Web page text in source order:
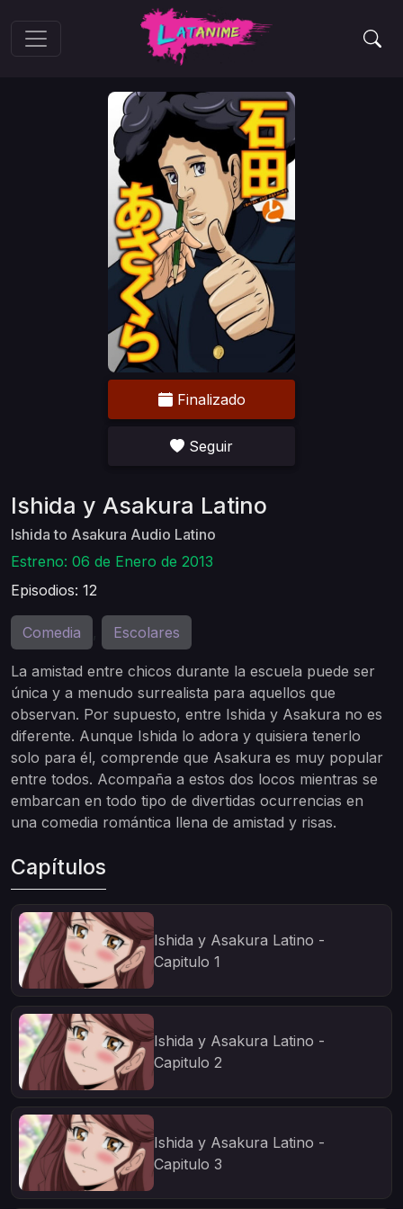
Finalizado
Seguir
Ishida y Asakura Latino
Ishida to Asakura Audio Latino
Estreno: 06 de Enero de 2013
Episodios: 12
Comedia Escolares
La amistad entre chicos durante la escuela puede ser
única y a menudo surrealista para aquellos que
observan. Por supuesto, entre Ishida y Asakura no es
diferente. Aunque Ishida lo adora y quisiera tenerlo
solo para él, comprende que Asakura es muy popular
entre todos. Acompaña a estos dos locos mientras se
embarcan en todo tipo de divertidas ocurrencias en
una comedia romántica llena de amistad y risas.
Capítulos
Ishida y Asakura Latino -
Capitulo 1
Ishida y Asakura Latino -
Capitulo 2
Ishida y Asakura Latino -
Capitulo 3